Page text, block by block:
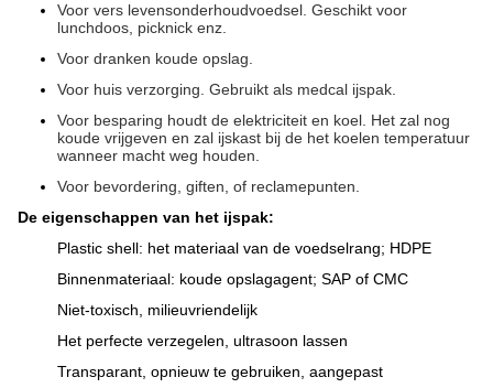
Voor vers levensonderhoudvoedsel. Geschikt voor
lunchdoos, picknick enz.
Voor dranken koude opslag.
Voor huis verzorging. Gebruikt als medcal ijspak.
Voor besparing houdt de elektriciteit en koel. Het zal nog
koude vrijgeven en zal ijskast bij de het koelen temperatuur
wanneer macht weg houden.
Voor bevordering, giften, of reclamepunten.
De eigenschappen van het ijspak:
Plastic shell: het materiaal van de voedselrang; HDPE
Binnenmateriaal: koude opslagagent; SAP of CMC
Niet-toxisch, milieuvriendelijk
Het perfecte verzegelen, ultrasoon lassen
Transparant, opnieuw te gebruiken, aangepast